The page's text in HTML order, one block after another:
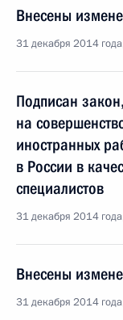
Внесены
31 декабря 2014
Подписан
на
иностранных
в России в
специалистов
31 декабря 2014
Внесены
31 декабря 2014